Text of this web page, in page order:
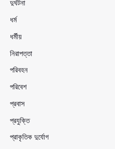
দুর্ঘটনা
ধর্ম
ধর্মীয়
নিরাপত্তা
পরিবহন
পরিবেশ
প্রবাস
প্রযুক্তি
প্রাকৃতিক দুর্যোগ